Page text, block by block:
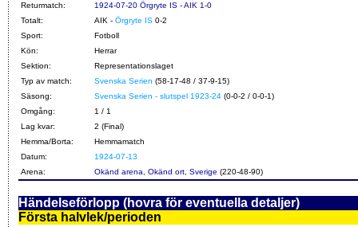
Returmatch:
1924-07-20 Örgryte IS - AIK 1-0
Totalt:
AIK - Örgryte IS 0-2
Sport:
Fotboll
Kön:
Herrar
Sektion:
Representationslaget
Typ av match:
Svenska Serien (58-17-48 / 37-9-15)
Säsong:
Svenska Serien - slutspel 1923-24 (0-0-2 / 0-0-1)
Omgång:
1 / 1
Lag kvar:
2 (Final)
Hemma/Borta:
Hemmamatch
Datum:
1924-07-13
Arena:
Okänd arena, Okänd ort, Sverige (220-48-90)
Händelseförlopp (hovra för eventuella detaljer)
Första halvlek/perioden